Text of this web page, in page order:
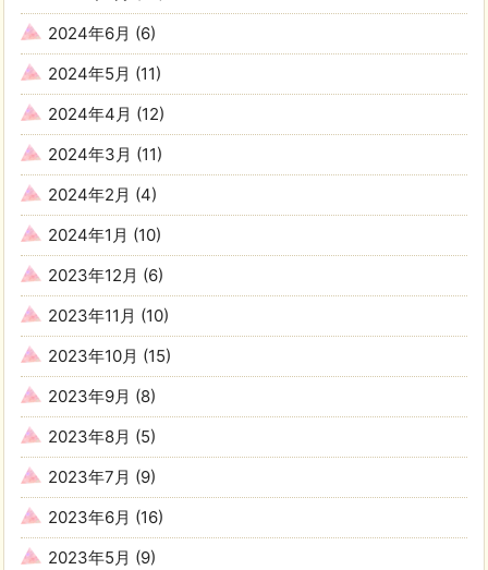
2024年6月 (6)
2024年5月 (11)
2024年4月 (12)
2024年3月 (11)
2024年2月 (4)
2024年1月 (10)
2023年12月 (6)
2023年11月 (10)
2023年10月 (15)
2023年9月 (8)
2023年8月 (5)
2023年7月 (9)
2023年6月 (16)
2023年5月 (9)